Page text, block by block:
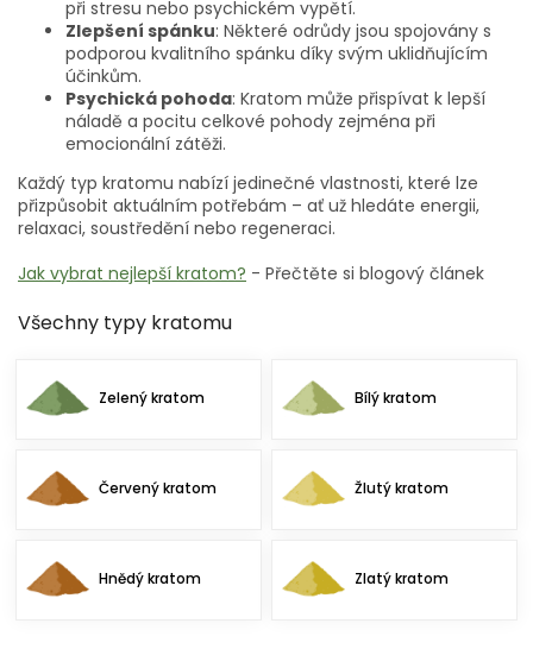
při stresu nebo psychickém vypětí.
Zlepšení spánku: Některé odrůdy jsou spojovány s
podporou kvalitního spánku díky svým uklidňujícím
účinkům.
Psychická pohoda: Kratom může přispívat k lepší
náladě a pocitu celkové pohody zejména při
emocionální zátěži.
Každý typ kratomu nabízí jedinečné vlastnosti, které lze
přizpůsobit aktuálním potřebám – ať už hledáte energii,
relaxaci, soustředění nebo regeneraci.
Jak vybrat nejlepší kratom? - Přečtěte si blogový článek
Všechny typy kratomu
Zelený kratom Bílý kratom
Červený kratom Žlutý kratom
Hnědý kratom Zlatý kratom